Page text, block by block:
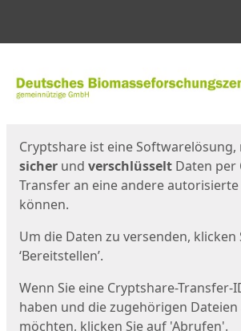
Cryptshare ist eine Softwarelösung,
sicher und verschlüsselt Daten per
Transfer an eine andere
können.
Um die Daten zu versenden, klicken
‘Bereitstellen’.
Wenn Sie eine Cryptshare-Transfer-
haben und die zugehörigen
möchten, klicken Sie auf 'Abrufen'.